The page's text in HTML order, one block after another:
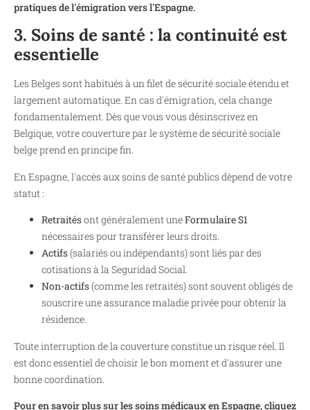
pratiques de l'émigration vers l'Espagne.
3. Soins de santé : la continuité est
essentielle
Les Belges sont habitués à un filet de sécurité sociale étendu et
largement automatique. En cas d'émigration, cela change
fondamentalement. Dès que vous vous désinscrivez en
Belgique, votre couverture par le système de sécurité sociale
belge prend en principe fin.
En Espagne, l'accès aux soins de santé publics dépend de votre
statut :
Retraitésont généralement uneFormulaire S1
nécessaires pour transférer leurs droits.
Actifs(salariés ou indépendants) sont liés par des
cotisations à la Seguridad Social.
Non-actifs(comme les retraités) sont souvent obligés de
souscrire une assurance maladie privée pour obtenir la
résidence.
Toute interruption de la couverture constitue un risque réel. Il
est donc essentiel de choisir le bon moment et d'assurer une
bonne coordination.
Pour en savoir plus sur les soins médicaux en Espagne, cliquez